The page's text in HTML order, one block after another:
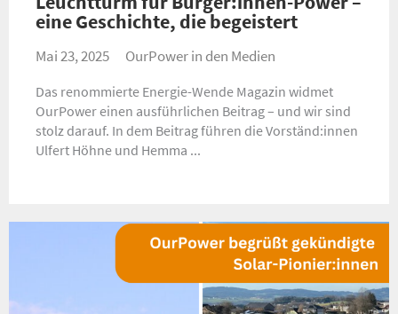
eine Geschichte, die begeistert
Mai 23, 2025 OurPower in den Medien
Das renommierte Energie-Wende Magazin widmet
OurPower einen ausführlichen Beitrag – und wir sind
stolz darauf. In dem Beitrag führen die Vorständ:innen
Ulfert Höhne und Hemma ...